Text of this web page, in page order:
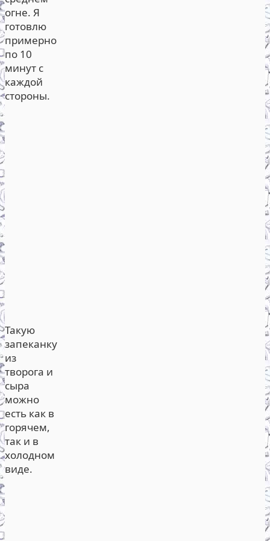
огне. Я
готовлю
примерно
по 10
минут с
каждой
стороны.
Такую
запеканку
из
творога и
сыра
можно
есть как в
горячем,
так и в
холодном
виде.